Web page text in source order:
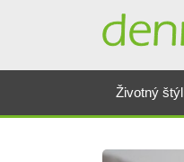
Životný štýl